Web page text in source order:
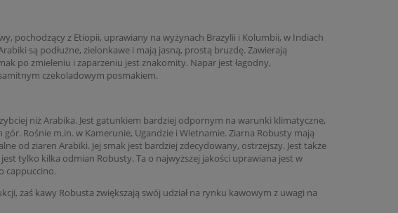
pochodzący z Etiopii, uprawiany na wyżynach Brazylii i Kolumbii, w Indiach
są podłużne, zielonkawe i mają jasną, prostą bruzdę. Zawierają
po zmieleniu i zaparzeniu jest znakomity. Napar jest łagodny,
czekoladowym posmakiem.
niż Arabika. Jest gatunkiem bardziej odpornym na warunki klimatyczne,
Rośnie m.in. w Kamerunie, Ugandzie i Wietnamie. Ziarna Robusty mają
od ziaren Arabiki. Jej smak jest bardziej zdecydowany, ostrzejszy. Jest także
tylko kilka odmian Robusty. Ta o najwyższej jakości uprawiana jest w
cappuccino.
zaś kawy Robusta zwiększają swój udział na rynku kawowym z uwagi na